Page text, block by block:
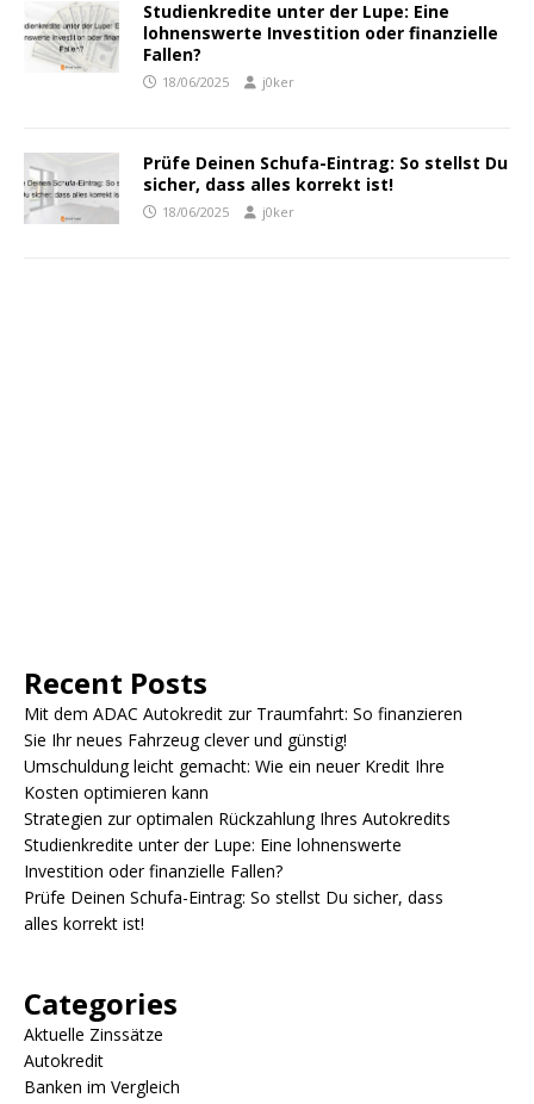
Studienkredite unter der Lupe: Eine
lohnenswerte Investition oder finanzielle
Fallen?
18/06/2025 j0ker
Prüfe Deinen Schufa-Eintrag: So stellst Du
sicher, dass alles korrekt ist!
18/06/2025 j0ker
Recent Posts
Mit dem ADAC Autokredit zur Traumfahrt: So finanzieren
Sie Ihr neues Fahrzeug clever und günstig!
Umschuldung leicht gemacht: Wie ein neuer Kredit Ihre
Kosten optimieren kann
Strategien zur optimalen Rückzahlung Ihres Autokredits
Studienkredite unter der Lupe: Eine lohnenswerte
Investition oder finanzielle Fallen?
Prüfe Deinen Schufa-Eintrag: So stellst Du sicher, dass
alles korrekt ist!
Categories
Aktuelle Zinssätze
Autokredit
Banken im Vergleich